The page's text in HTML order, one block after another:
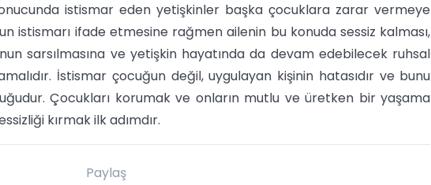
istismar eden yetişkinler başka çocuklara zarar vermeye
istismarı ifade etmesine rağmen ailenin bu konuda sessiz kalması,
sarsılmasına ve yetişkin hayatında da devam edebilecek ruhsal
İstismar çocuğun değil, uygulayan kişinin hatasıdır ve bunu
Çocukları korumak ve onların mutlu ve üretken bir yaşama
kırmak ilk adımdır.
Paylaş